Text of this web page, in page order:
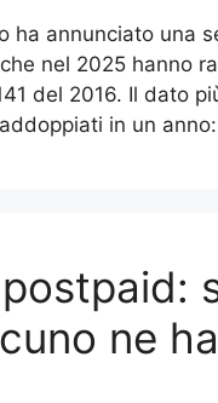
ha annunciato una
nel 2025 hanno
del 2016. Il dato
in un
ne